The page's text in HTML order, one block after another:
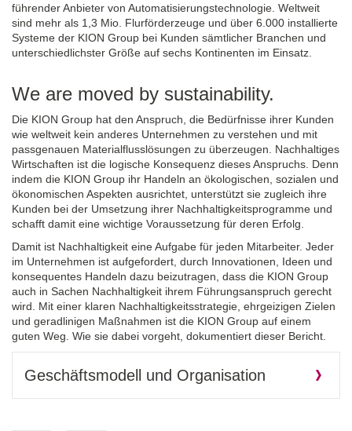
führender Anbieter von Automatisierungstechnologie. Weltweit
sind mehr als 1,3 Mio. Flurförderzeuge und über 6.000 installierte
Systeme der KION Group bei Kunden sämtlicher Branchen und
unterschiedlichster Größe auf sechs Kontinenten im Einsatz.
We are moved by sustainability.
Die KION Group hat den Anspruch, die Bedürfnisse ihrer Kunden
wie weltweit kein anderes Unternehmen zu verstehen und mit
passgenauen Materialflusslösungen zu überzeugen. Nachhaltiges
Wirtschaften ist die logische Konsequenz dieses Anspruchs. Denn
indem die KION Group ihr Handeln an ökologischen, sozialen und
ökonomischen Aspekten ausrichtet, unterstützt sie zugleich ihre
Kunden bei der Umsetzung ihrer Nachhaltigkeits­programme und
schafft damit eine wichtige Voraussetzung für deren Erfolg.
Damit ist Nachhaltigkeit eine Aufgabe für jeden Mitarbeiter. Jeder
im Unternehmen ist aufgefordert, durch Innovationen, Ideen und
konsequentes Handeln dazu beizutragen, dass die KION Group
auch in Sachen Nachhaltigkeit ihrem Führungsanspruch gerecht
wird. Mit einer klaren Nachhaltigkeitsstrategie, ehrgeizigen Zielen
und geradlinigen Maßnahmen ist die KION Group auf einem
guten Weg. Wie sie dabei vorgeht, dokumentiert dieser Bericht.
Geschäftsmodell und Organisation